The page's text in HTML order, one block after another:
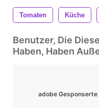
Tomaten Küche
Benutzer, Die
Haben, Haben
adobe Gesponserte